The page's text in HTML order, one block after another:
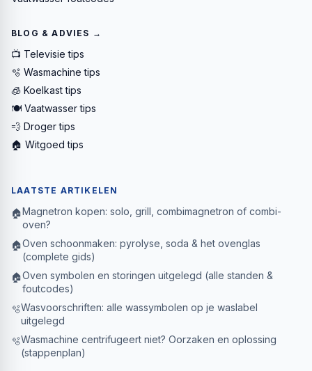
BLOG & ADVIES →
📺 Televisie tips
🫧 Wasmachine tips
🧊 Koelkast tips
🍽️ Vaatwasser tips
💨 Droger tips
🏠 Witgoed tips
LAATSTE ARTIKELEN
🏠Magnetron kopen: solo, grill, combimagnetron of combi-
oven?
🏠Oven schoonmaken: pyrolyse, soda & het ovenglas
(complete gids)
🏠Oven symbolen en storingen uitgelegd (alle standen &
foutcodes)
🫧Wasvoorschriften: alle wassymbolen op je waslabel
uitgelegd
🫧Wasmachine centrifugeert niet? Oorzaken en oplossing
(stappenplan)